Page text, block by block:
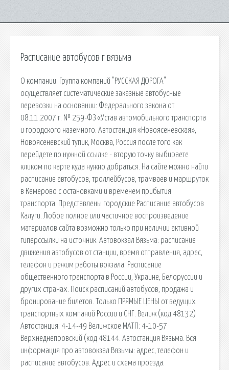
Расписание автобусов г вязьма
О компании. Группа компаний "РУССКАЯ ДОРОГА"
осуществляет систематические заказные автобусные
перевозки на основании: Федерального закона от
08.11.2007 г. № 259-ФЗ «Устав автомобильного транспорта
и городского наземного. Автостанция «Новоясеневская»,
Новоясеневский тупик, Москва, Россия после того как
перейдете по нужной ссылке - вторую точку выбираете
кликом по карте куда нужно добраться. На сайте можно найти
расписание автобусов, троллейбусов, трамваев и маршруток
в Кемерово с остановками и временем прибытия
транспорта. Представлены городские Расписание автобусов
Калуги. Любое полное или частичное воспроизведение
материалов сайта возможно только при наличии активной
гиперссылки на источник. Автовокзал Вязьма: расписание
движения автобусов от станции, время отправления, адрес,
телефон и режим работы вокзала. Расписание
общественного транспорта в России, Украине, Белоруссии и
других странах. Поиск расписаний автобусов, продажа и
бронирование билетов. Только ПРЯМЫЕ ЦЕНЫ от ведущих
транспортных компаний России и СНГ. Велиж (код 48132)
Автостанция: 4-14-49 Велижское МАТП: 4-10-57
Верхнеднепровский (код 48144. Автостанция Вязьма. Вся
информация про автовокзал Вязьмы: адрес, телефон и
расписание автобусов. Адрес и схема проезда.